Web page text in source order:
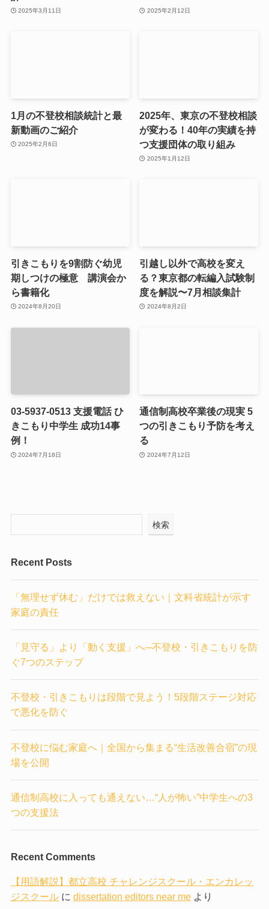
2025年3月11日 2025年2月12日
1月の不登校相談統計と最
新動画のご紹介
2025年2月6日
2025年、東京の不登校相談
が変わる！40年の実績を持
つ支援団体の取り組み
2025年1月12日
引きこもりを9割防ぐ幼児
期しつけの極意 講演会か
ら書籍化
2024年8月20日
引越し以外で高校を変え
る？東京都の転編入試験制
度を解説〜7月相談集計
2024年8月2日
03-5937-0513 支援電話 ひ
きこもり中学生 成功14事
例！
2024年7月18日
通信制高校卒業後の現実 5
つの引きこもり予防を考え
る
2024年7月12日
検索
Recent Posts
「無理せず休む」だけでは救えない｜文科省統計が示す
家庭の責任
「見守る」より「動く支援」へ─不登校・引きこもりを防
ぐ7つのステップ
不登校・引きこもりは段階で見よう！5段階ステージ対応
で悪化を防ぐ
不登校に悩む家庭へ｜全国から集まる“生活改善合宿”の現
場を公開
通信制高校に入っても通えない…“人が怖い”中学生への3
つの支援法
Recent Comments
【用語解説】都立高校 チャレンジスクール・エンカレッ
ジスクールに dissertation editors near meより